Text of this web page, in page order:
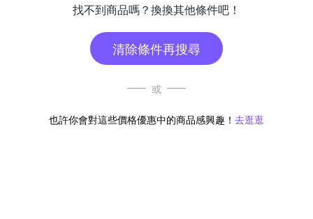
找不到商品嗎？換換其他條件吧！
清除條件再搜尋
或
也許你會對這些價格優惠中的商品感興趣！ 去逛逛